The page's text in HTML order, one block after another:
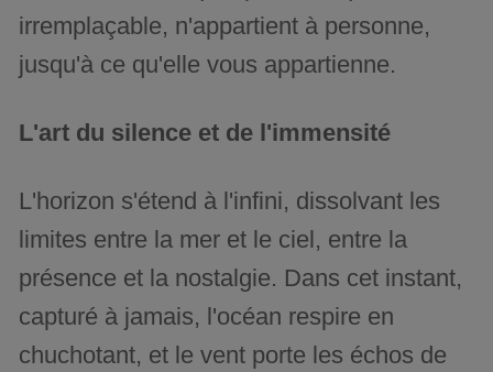
irremplaçable, n'appartient à personne,
jusqu'à ce qu'elle vous appartienne.
L'art du silence et de l'immensité
L'horizon s'étend à l'infini, dissolvant les
limites entre la mer et le ciel, entre la
présence et la nostalgie. Dans cet instant,
capturé à jamais, l'océan respire en
chuchotant, et le vent porte les échos de